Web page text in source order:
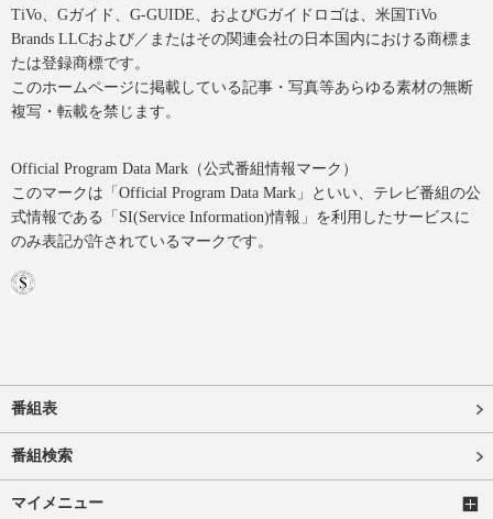
TiVo、Gガイド、G-GUIDE、およびGガイドロゴは、米国TiVo
Brands LLCおよび／またはその関連会社の日本国内における商標ま
たは登録商標です。
このホームページに掲載している記事・写真等あらゆる素材の無断
複写・転載を禁じます。
Official Program Data Mark（公式番組情報マーク）
このマークは「Official Program Data Mark」といい、テレビ番組の公
式情報である「SI(Service Information)情報」を利用したサービスに
のみ表記が許されているマークです。
番組表
番組検索
マイメニュー